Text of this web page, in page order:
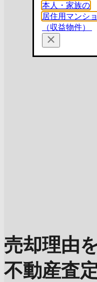
売却理由
不動産査
本人・家族の
居住用マンシ
（収益物件）